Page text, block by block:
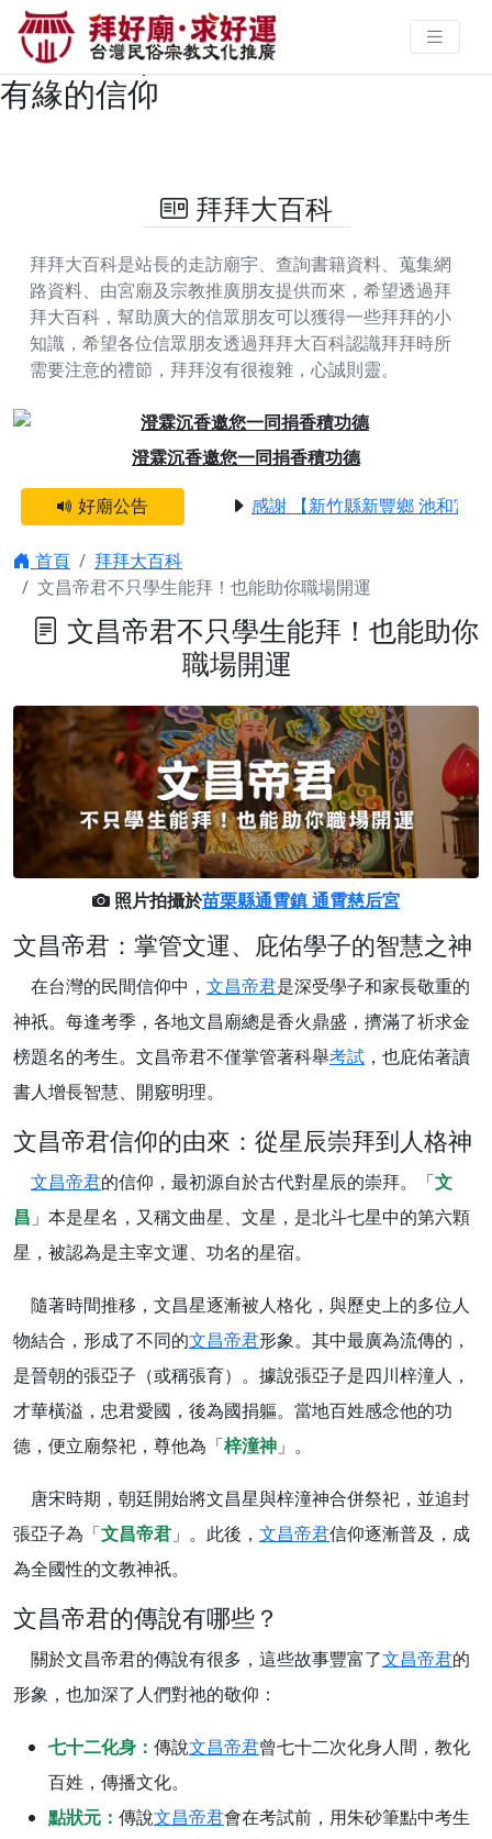
文昌帝君不只學生能拜！也能助你
職場開運 | 拜好廟求好運 找到與您
有緣的信仰
拜拜大百科
拜拜大百科是站長的走訪廟宇、查詢書籍資料、蒐集網
路資料、由宮廟及宗教推廣朋友提供而來，希望透過拜
拜大百科，幫助廣大的信眾朋友可以獲得一些拜拜的小
知識，希望各位信眾朋友透過拜拜大百科認識拜拜時所
需要注意的禮節，拜拜沒有很複雜，心誠則靈。
素聚城，專為素食打
好廟公告 感謝 【新竹縣新豐鄉 池和宮】
首頁
拜拜大百科
文昌帝君不只學生能拜！也能助你職場開運
文昌帝君不只學生能拜！也能助你
職場開運
照片拍攝於苗栗縣通霄鎮 通霄慈后宮
文昌帝君：掌管文運、庇佑學子的智慧之神
在台灣的民間信仰中， 文昌帝君是深受學子和家長敬重的
神祇。每逢考季，各地文昌廟總是香火鼎盛，擠滿了祈求金
榜題名的考生。文昌帝君不僅掌管著科舉考試 ，也庇佑著讀
書人增長智慧、開竅明理。
文昌帝君信仰的由來：從星辰崇拜到人格神
文昌帝君的信仰，最初源自於古代對星辰的崇拜。「文
昌 」本是星名，又稱文曲星、文星，是北斗七星中的第六顆
星，被認為是主宰文運、功名的星宿。
隨著時間推移，文昌星逐漸被人格化，與歷史上的多位人
物結合，形成了不同的文昌帝君形象。其中最廣為流傳的，
是晉朝的張亞子（或稱張育）。據說張亞子是四川梓潼人，
才華橫溢，忠君愛國，後為國捐軀。當地百姓感念他的功
德，便立廟祭祀，尊他為「梓潼神 」。
唐宋時期，朝廷開始將文昌星與梓潼神合併祭祀，並追封
張亞子為「文昌帝君 」。此後， 文昌帝君信仰逐漸普及，成
為全國性的文教神祇。
文昌帝君的傳說有哪些？
關於文昌帝君的傳說有很多，這些故事豐富了文昌帝君的
形象，也加深了人們對祂的敬仰：
七十二化身： 傳說文昌帝君曾七十二次化身人間，教化
百姓，傳播文化。
點狀元： 傳說文昌帝君會在考試前，用朱砂筆點中考生